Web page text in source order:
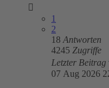
1
2
18 Antworten
4245 Zugriffe
Letzter Beitrag
07 Aug 2026